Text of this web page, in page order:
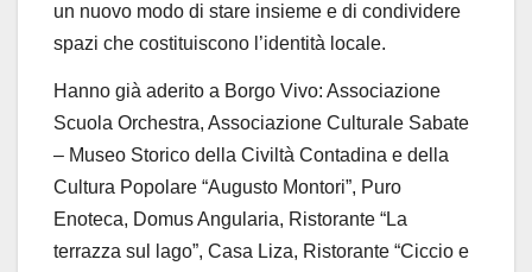
un nuovo modo di stare insieme e di condividere
spazi che costituiscono l’identità locale.
Hanno già aderito a Borgo Vivo: Associazione
Scuola Orchestra, Associazione Culturale Sabate
– Museo Storico della Civiltà Contadina e della
Cultura Popolare “Augusto Montori”, Puro
Enoteca, DomusAngularia, Ristorante “La
terrazza sul lago”, Casa Liza, Ristorante “Ciccio e